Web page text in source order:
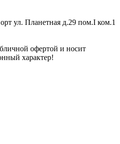
ул. Планетная д.29 пом.I ком.1
офертой и носит
характер!